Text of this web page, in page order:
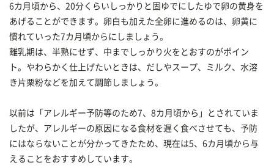
6カ月頃から、20分くらいしっかりと固ゆでにしたゆで卵の黄身を
あげることができます。卵白も加えた全卵に進めるのは、卵黄に
慣れていった7カ月頃からにしましょう。
離乳期は、半熟にせず、中までしっかり火をとおすのがポイン
ト。やわらかく仕上げたいときは、だしやスープ、ミルク、水溶
き片栗粉などを加えて調節しましょう。
以前は「アレルギー予防等のため7、8カ月頃から」とされていま
したが、アレルギーの原因になる食材を遅く食べさせても、予防
にはならないことが分かってきたため、現在は5、6カ月頃から与
えることをおすすめしています。